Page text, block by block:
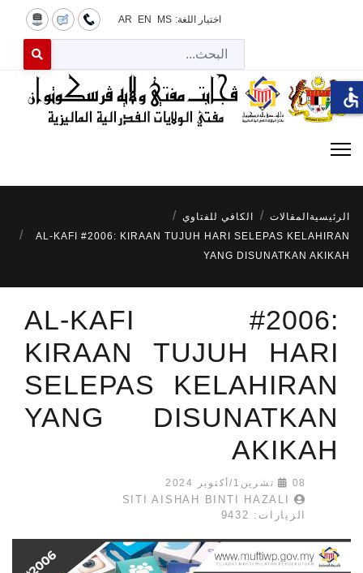
اختيار اللغة: MS
EN
AR
for results.
الرئيسية المقالات
الكافي للفتاوي
AL-KAFI #2006: KIRAAN TUJUH HARI SELEPAS KELAHIRAN
YANG DISUNATKAN AKIKAH
AL-KAFI #2006:
KIRAAN TUJUH HARI
SELEPAS KELAHIRAN
YANG DISUNATKAN
AKIKAH
08 تشرين1/أكتوير 2024
SITI AISHAH BINTI HAZALI
الزيارات: 9432
accessible